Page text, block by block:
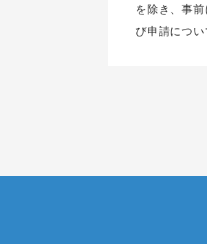
を除き、事
び申請につ